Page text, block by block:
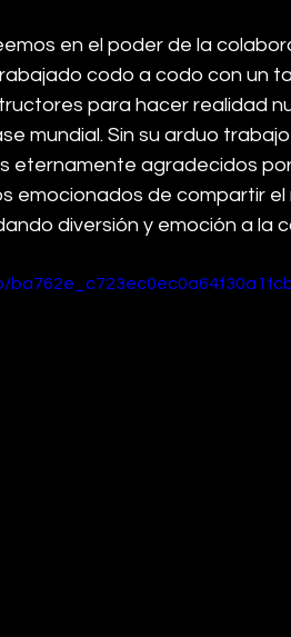
en el poder de la
codo a codo con un
para hacer realidad
mundial. Sin su arduo
eternamente agradecidos
emocionados de compartir
diversión y emoción a la